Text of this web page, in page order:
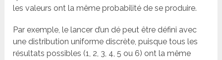
les valeurs ont la même probabilité de se produire.
Par exemple, le lancer d’un dé peut être défini avec
une distribution uniforme discrète, puisque tous les
résultats possibles (1, 2, 3, 4, 5 ou 6) ont la même